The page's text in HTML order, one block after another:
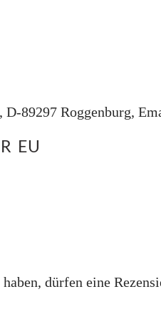
89297 Roggenburg,
EU
dürfen eine